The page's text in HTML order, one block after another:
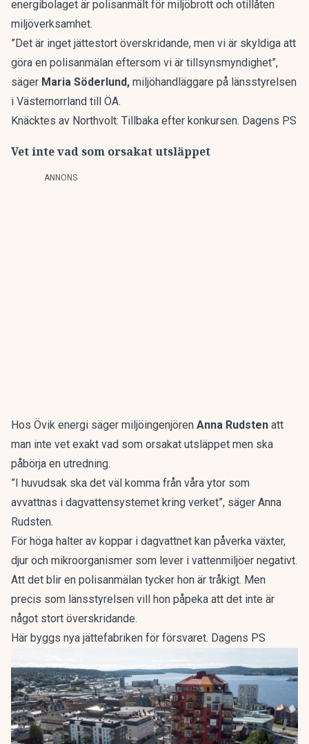
energibolaget är polisanmält för miljöbrott och otillåten
miljöverksamhet.
”Det är inget jättestort överskridande, men vi är skyldiga att
göra en polisanmälan eftersom vi är tillsynsmyndighet”,
säger Maria Söderlund, miljöhandläggare på länsstyrelsen
i Västernorrland till ÖA.
Knäcktes av Northvolt: Tillbaka efter konkursen. Dagens PS
Vet inte vad som orsakat utsläppet
ANNONS
Hos Övik energi säger miljöingenjören Anna Rudsten att
man inte vet exakt vad som orsakat utsläppet men ska
påbörja en utredning.
”I huvudsak ska det väl komma från våra ytor som
avvattnas i dagvattensystemet kring verket”, säger Anna
Rudsten.
För höga halter av koppar i dagvattnet kan påverka växter,
djur och mikroorganismer som lever i vattenmiljöer negativt.
Att det blir en polisanmälan tycker hon är tråkigt. Men
precis som länsstyrelsen vill hon påpeka att det inte är
något stort överskridande.
Här byggs nya jättefabriken för försvaret. Dagens PS